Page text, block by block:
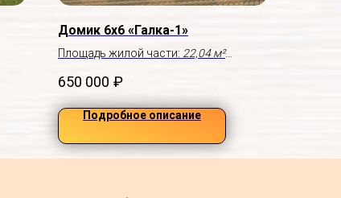
Домик 6х6 «Галка-1»
Площадь жилой части: 22,04 м²
650 000 ₽
Подробное описание